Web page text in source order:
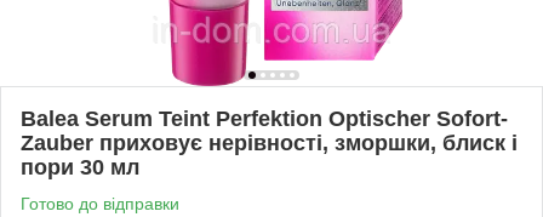
Balea Serum Teint Perfektion Optischer Sofort-
Zauber приховує нерівності, зморшки, блиск і
пори 30 мл
Готово до відправки